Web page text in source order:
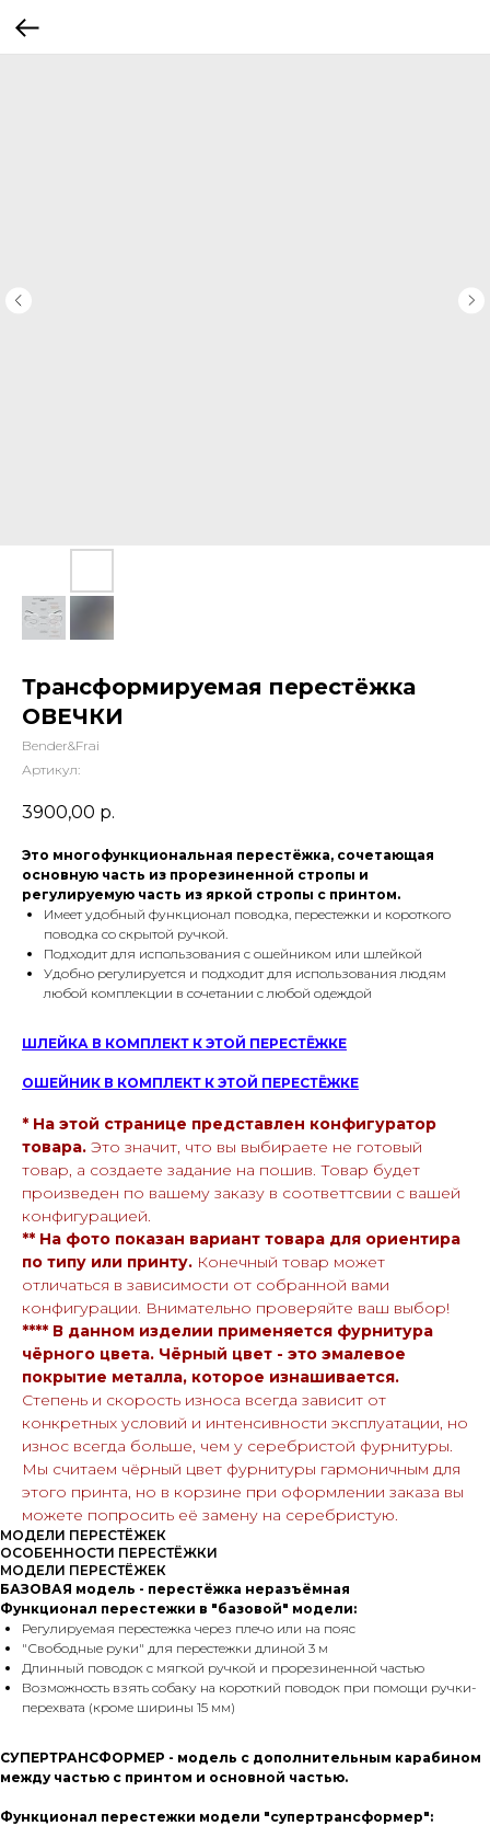
Трансформируемая перестёжка
ОВЕЧКИ
Bender&Frai
Артикул:
3900,00 р.
Это многофункциональная перестёжка, сочетающая
основную часть из прорезиненной стропы и
регулируемую часть из яркой стропы с принтом.
Имеет удобный функционал поводка, перестежки и короткого
поводка со скрытой ручкой.
Подходит для использования с ошейником или шлейкой
Удобно регулируется и подходит для использования людям
любой комплекции в сочетании с любой одеждой
ШЛЕЙКА В КОМПЛЕКТ К ЭТОЙ ПЕРЕСТЁЖКЕ
ОШЕЙНИК В КОМПЛЕКТ К ЭТОЙ ПЕРЕСТЁЖКЕ
* На этой странице представлен конфигуратор
товара. Это значит, что вы выбираете не готовый
товар, а создаете задание на пошив. Товар будет
произведен по вашему заказу в соответтсвии с вашей
конфигурацией.
** На фото показан вариант товара для ориентира
по типу или принту. Конечный товар может
отличаться в зависимости от собранной вами
конфигурации. Внимательно проверяйте ваш выбор!
**** В данном изделии применяется фурнитура
чёрного цвета. Чёрный цвет - это эмалевое
покрытие металла, которое изнашивается.
Степень и скорость износа всегда зависит от
конкретных условий и интенсивности эксплуатации, но
износ всегда больше, чем у серебристой фурнитуры.
Мы считаем чёрный цвет фурнитуры гармоничным для
этого принта, но в корзине при оформлении заказа вы
можете попросить её замену на серебристую.
МОДЕЛИ ПЕРЕСТЁЖЕК
ОСОБЕННОСТИ ПЕРЕСТЁЖКИ
МОДЕЛИ ПЕРЕСТЁЖЕК
БАЗОВАЯ модель - перестёжка неразъёмная
Функционал перестежки в "базовой" модели:
Регулируемая перестежка через плечо или на пояс
"Свободные руки" для перестежки длиной 3 м
Длинный поводок с мягкой ручкой и прорезиненной частью
Возможность взять собаку на короткий поводок при помощи ручки-
перехвата (кроме ширины 15 мм)
СУПЕРТРАНСФОРМЕР - модель с дополнительным карабином
между частью с принтом и основной частью.
Функционал перестежки модели "супертрансформер":